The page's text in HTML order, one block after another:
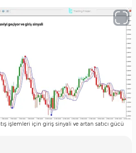
işlemleri için giriş sinyali ve artan satıcı gücü